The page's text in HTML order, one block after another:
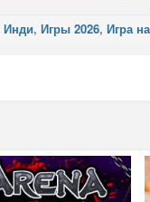
Инди, Игры 2026, Игра